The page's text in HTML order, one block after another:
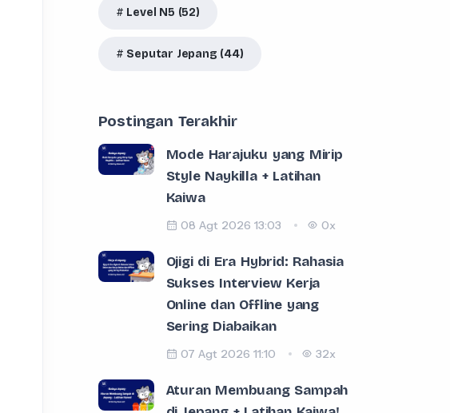
Level N5 (52)
Seputar Jepang (44)
Postingan Terakhir
Mode Harajuku yang Mirip
Style Naykilla + Latihan
Kaiwa
08 Agt 2026 13:03 0x
Ojigi di Era Hybrid: Rahasia
Sukses Interview Kerja
Online dan Offline yang
Sering Diabaikan
07 Agt 2026 11:10 32x
Aturan Membuang Sampah